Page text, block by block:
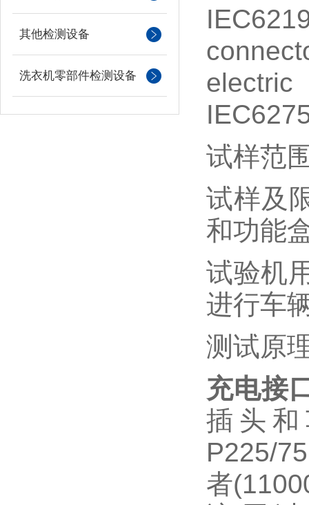
其他检测设备
洗衣机零部件检测设备
试样范
试样及
和功能
试验机
进行车
测试原
充电接
插头
P225/
者